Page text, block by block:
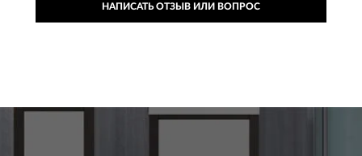
НАПИСАТЬ ОТЗЫВ ИЛИ ВОПРОС